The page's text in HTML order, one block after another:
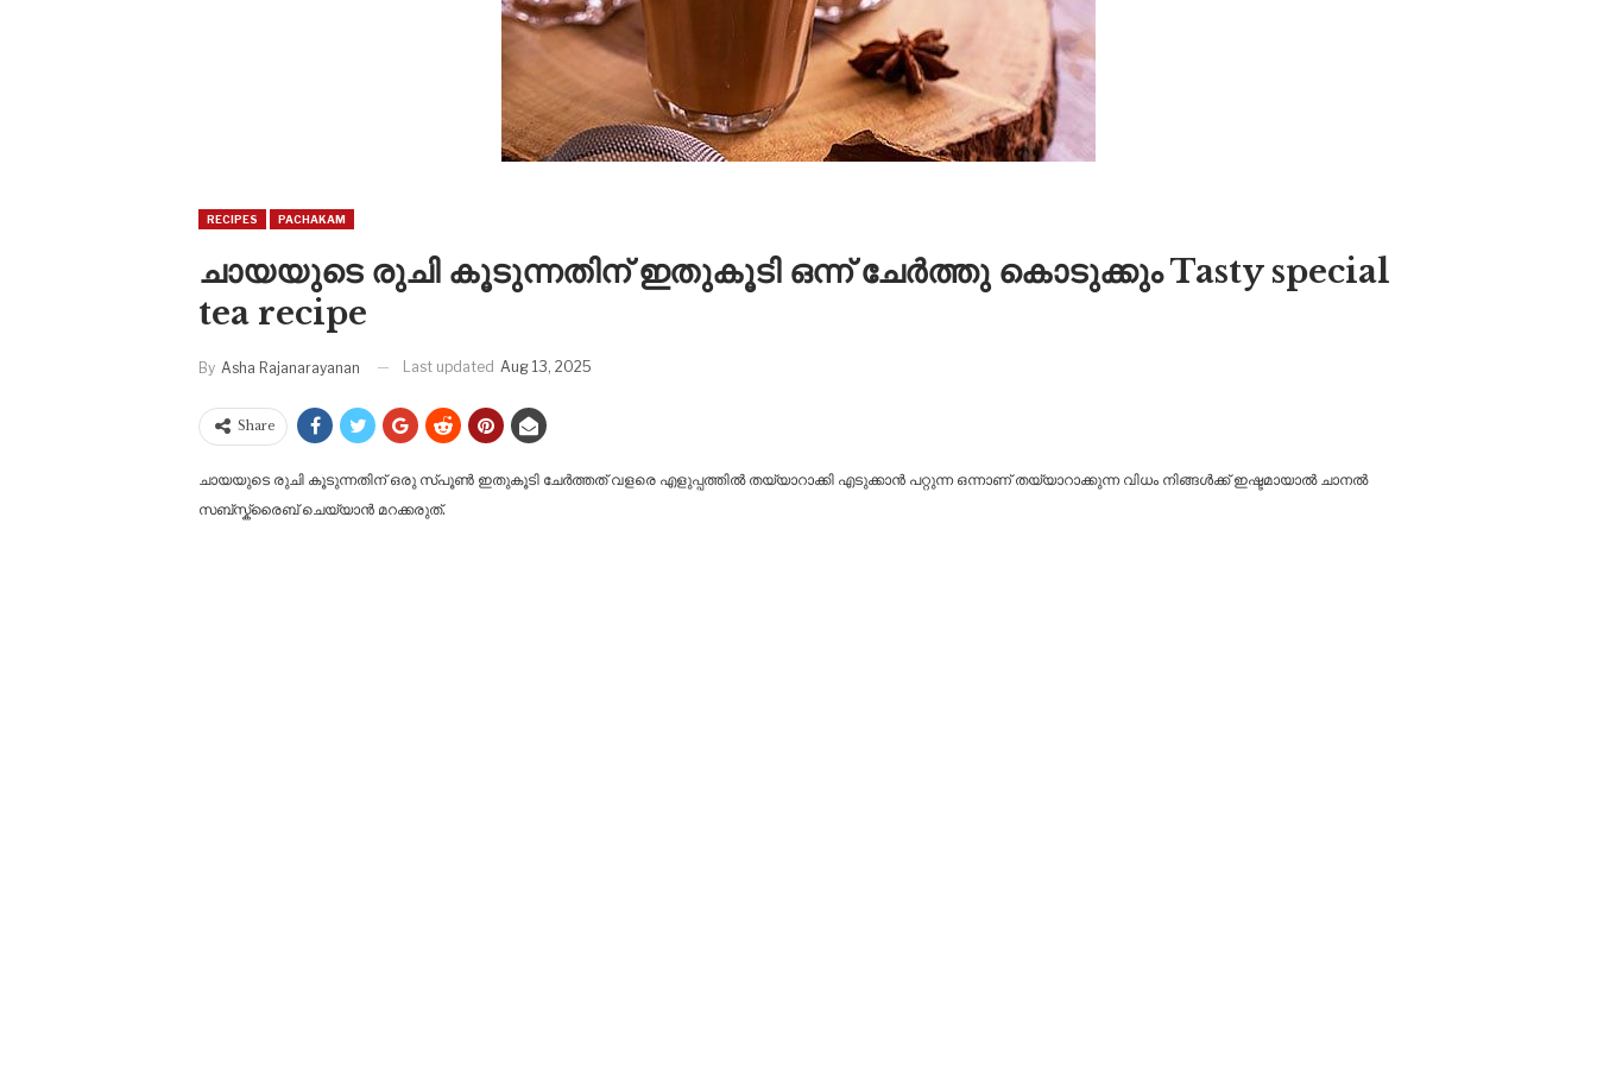
RECIPES PACHAKAM
ചായയുടെ രുചി കൂടുന്നതിന് ഇതുകൂടി ഒന്ന് ചേർത്തു കൊടുക്കും Tasty special
tea recipe
By Asha Rajanarayanan Last updated Aug 13, 2025
Share
ചായയുടെ രുചി കൂടുന്നതിന് ഒരു സ്പൂൺ ഇതുകൂടി ചേർത്തത് വളരെ എളുപ്പത്തിൽ തയ്യാറാക്കി എടുക്കാൻ പറ്റുന്ന ഒന്നാണ് തയ്യാറാക്കുന്ന വിധം നിങ്ങൾക്ക് ഇഷ്ടമായാൽ ചാനൽ
സബ്സ്ക്രൈബ് ചെയ്യാൻ മറക്കരുത്.